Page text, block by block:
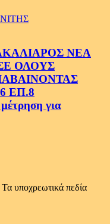
ΝΕΑ
ΟΛΟΥΣ
ΕΠ.8
για
Τα υποχρεωτικά πεδία